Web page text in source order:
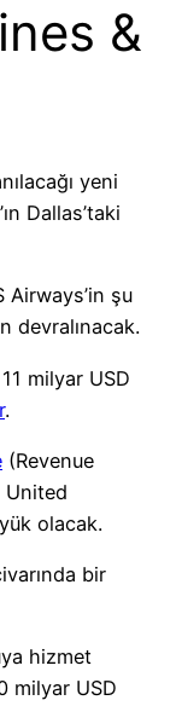
&
yeni
Dallas’taki
şu
devralınacak.
milyar USD
.
(Revenue
United
olacak.
bir
hizmet
milyar USD